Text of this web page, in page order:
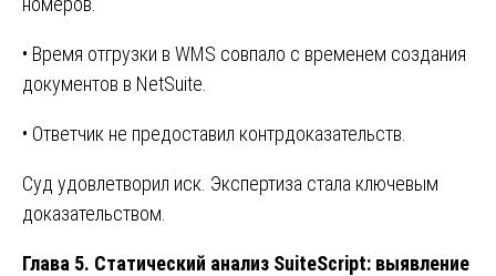
• Время отгрузки в WMS совпало с временем создания
документов в NetSuite.
• Ответчик не предоставил контрдоказательств.
Суд удовлетворил иск. Экспертиза стала ключевым
доказательством.
Глава 5. Статический анализ SuiteScript: выявление